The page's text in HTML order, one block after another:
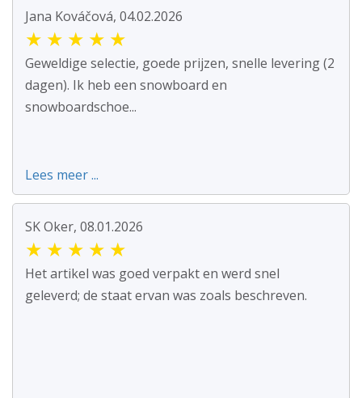
Jana Kováčová, 04.02.2026
★ ★ ★ ★ ★
Geweldige selectie, goede prijzen, snelle levering (2
dagen). Ik heb een snowboard en
snowboardschoe...
Lees meer ...
SK Oker, 08.01.2026
★ ★ ★ ★ ★
Het artikel was goed verpakt en werd snel
geleverd; de staat ervan was zoals beschreven.